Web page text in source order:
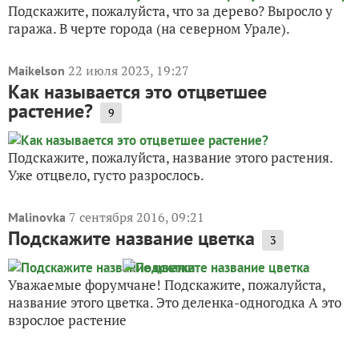
Подскажите, пожалуйста, что за дерево? Выросло у
гаража. В черте города (на северном Урале).
Maikelson 22 июля 2023, 19:27
Как называется это отцветшее
растение? 9
Подскажите, пожалуйста, название этого растения.
Уже отцвело, густо разрослось.
Malinovka 7 сентября 2016, 09:21
Подскажите название цветка 3
Уважаемые форумчане! Подскажите, пожалуйста,
название этого цветка. Это деленка-одногодка А это
взрослое растение